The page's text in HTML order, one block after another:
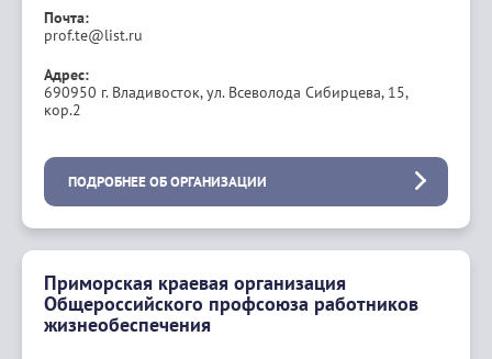
Почта:
prof.te@list.ru
Адрес:
690950 г. Владивосток, ул. Всеволода Сибирцева, 15,
кор.2
ПОДРОБНЕЕ ОБ ОРГАНИЗАЦИИ
Приморская краевая организация
Общероссийского профсоюза работников
жизнеобеспечения